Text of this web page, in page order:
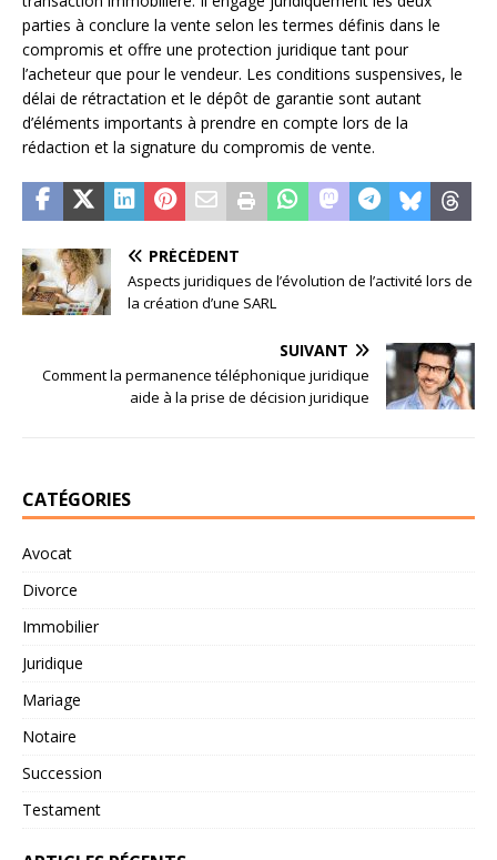
parties à conclure la vente selon les termes définis dans le
compromis et offre une protection juridique tant pour
l’acheteur que pour le vendeur. Les conditions suspensives, le
délai de rétractation et le dépôt de garantie sont autant
d’éléments importants à prendre en compte lors de la
rédaction et la signature du compromis de vente.
PRÉCÉDENT
Aspects juridiques de l’évolution de l’activité lors de
la création d’une SARL
SUIVANT
Comment la permanence téléphonique juridique
aide à la prise de décision juridique
CATÉGORIES
Avocat
Divorce
Immobilier
Juridique
Mariage
Notaire
Succession
Testament